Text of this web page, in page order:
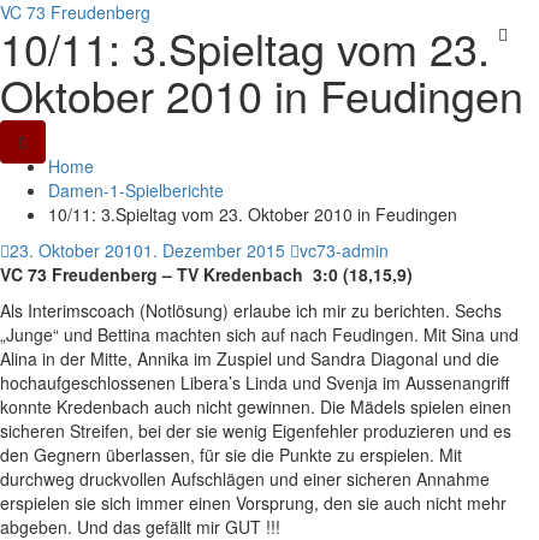
Skip
content
VC 73 Freudenberg
10/11: 3.Spieltag vom 23.
Oktober 2010 in Feudingen
Home
Damen-1-Spielberichte
10/11: 3.Spieltag vom 23. Oktober 2010 in Feudingen
23. Oktober 20101. Dezember 2015 vc73-admin
VC 73 Freudenberg – TV Kredenbach 3:0 (18,15,9)
Als Interimscoach (Notlösung) erlaube ich mir zu berichten. Sechs
„Junge“ und Bettina machten sich auf nach Feudingen. Mit Sina und
Alina in der Mitte, Annika im Zuspiel und Sandra Diagonal und die
hochaufgeschlossenen Libera’s Linda und Svenja im Aussenangriff
konnte Kredenbach auch nicht gewinnen. Die Mädels spielen einen
sicheren Streifen, bei der sie wenig Eigenfehler produzieren und es
den Gegnern überlassen, für sie die Punkte zu erspielen. Mit
durchweg druckvollen Aufschlägen und einer sicheren Annahme
erspielen sie sich immer einen Vorsprung, den sie auch nicht mehr
abgeben. Und das gefällt mir GUT !!!